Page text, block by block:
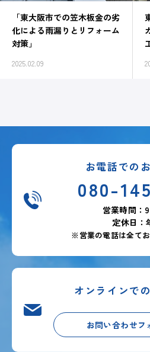
「東大阪市での笠木板金の劣
化による雨漏りとリフォーム
対策」
2025.02.09
お電話での
080-
営業時間：
定休日：
※営業の電話は全てお
オンラインで
お問い合わせフ